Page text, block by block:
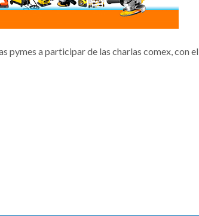
pymes a participar de las charlas comex, con el